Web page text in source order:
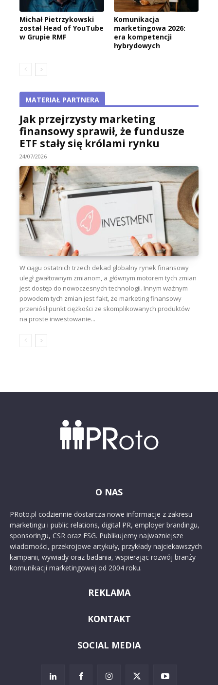
Michał Pietrzykowski
został Head of YouTube
w Grupie RMF
Komunikacja
marketingowa 2026:
era kompetencji
hybrydowych
MATERIAŁ PARTNERA
Jak przejrzysty marketing
finansowy sprawił, że fundusze
ETF stały się królami rynku
24/07/2026
W ciągu ostatnich trzech dekad globalny rynek finansowy
uległ gwałtownym zmianom, a głównym motorem tych zmian
jest dostęp do nowoczesnych technologii. Innym ważnym
powodem tych zmian jest fakt, że marketing finansowy
przeniósł punkt ciężkości ze skomplikowanych produktów
na proste inwestowanie...
O NAS
PRoto.pl codziennie dostarcza nowe informacje z zakresu
marketingu i public relations, digital PR, employer brandingu,
sponsoringu, CSR oraz ESG. Publikujemy najważniejsze
wiadomości, przekrojowe artykuły, przykłady najciekawszych
kampanii, wywiady oraz badania, wspierając rozwój branży
komunikacji marketingowej od 2004 roku.
REKLAMA
KONTAKT
SOCIAL MEDIA